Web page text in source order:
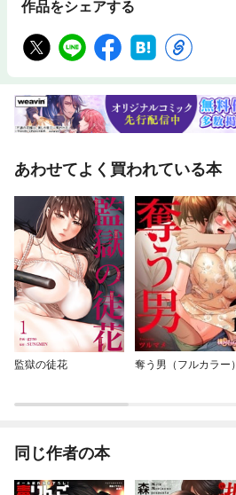
作品をシェアする
あわせてよく買われている本
監獄の徒花 奪う男（フルカラー）
同じ作者の本